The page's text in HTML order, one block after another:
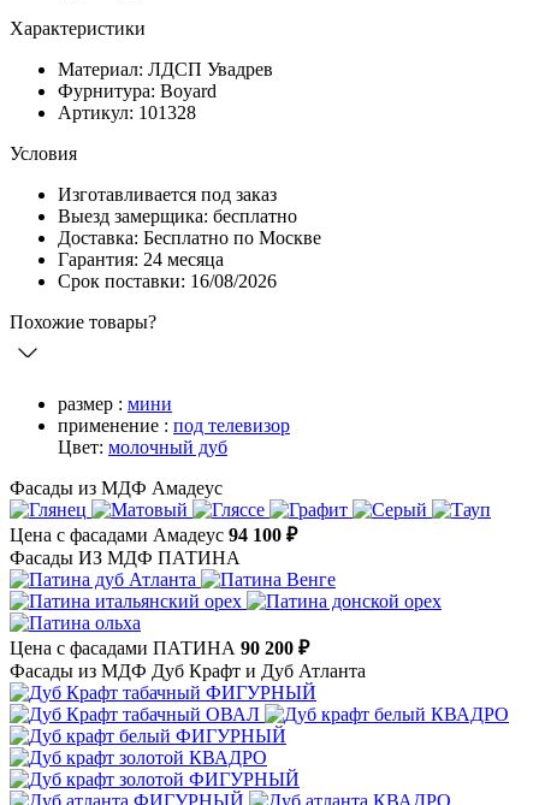
Характеристики
Материал: ЛДСП Увадрев
Фурнитура: Boyard
Артикул: 101328
Условия
Изготавливается под заказ
Выезд замерщика: бесплатно
Доставка: Бесплатно по Москве
Гарантия: 24 месяца
Срок поставки: 16/08/2026
Похожие товары?
размер : мини
применение : под телевизор
Цвет: молочный дуб
Фасады из МДФ Амадеус
Цена с фасадами Амадеус 94 100 ₽
Фасады ИЗ МДФ ПАТИНА
Цена с фасадами ПАТИНА 90 200 ₽
Фасады из МДФ Дуб Крафт и Дуб Атланта